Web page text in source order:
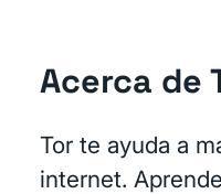
Acerca de
Tor te ayuda a
internet.